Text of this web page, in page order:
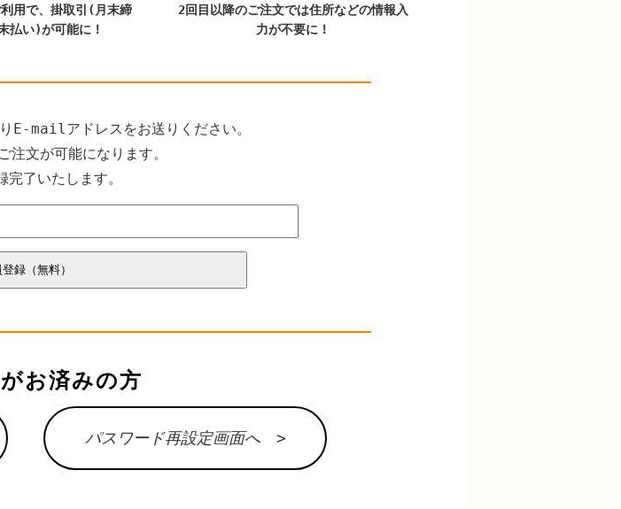
用で、掛取引(月末締
払い)が可能に！
2回目以降のご注文では住所などの情報入
力が不要に！
E-mailアドレスをお送りください。
注文が可能になります。
了いたします。
お済みの方
パスワード再設定画面へ >